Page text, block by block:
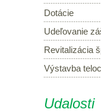
Dotácie
Udeľovanie
Revitalizácia
Výstavba
Udalosti